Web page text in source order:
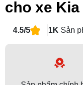
cho xe
4.5/5 1K Sản